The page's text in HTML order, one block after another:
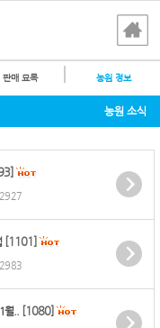
판매 묘목 농원 정보
농원 소식
[1101]
월.. [1080]